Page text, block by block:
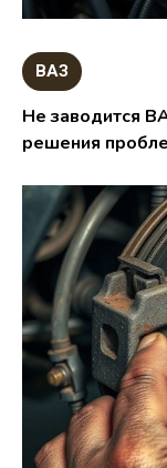
ВАЗ
Не заводится
решения